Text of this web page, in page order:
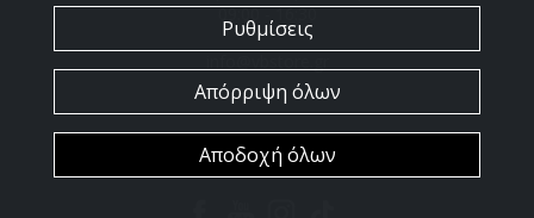
09:00 - 16:30
Copyright © 2026 VBstore. Powered by
Ρυθμίσεις
Απόρριψη όλων
Αποδοχή όλων